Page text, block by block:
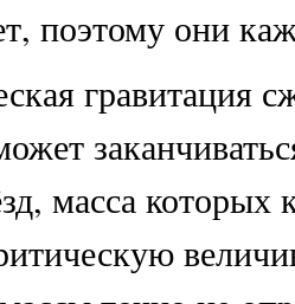
поэтому они
гравитация
масса которых